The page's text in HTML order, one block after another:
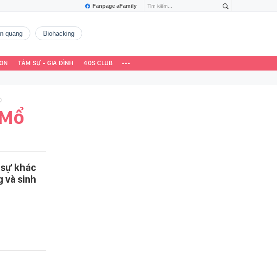
Fanpage aFamily
quang Biohacking
TÂM SỰ - GIA ĐÌNH 40S CLUB
khác
và sinh